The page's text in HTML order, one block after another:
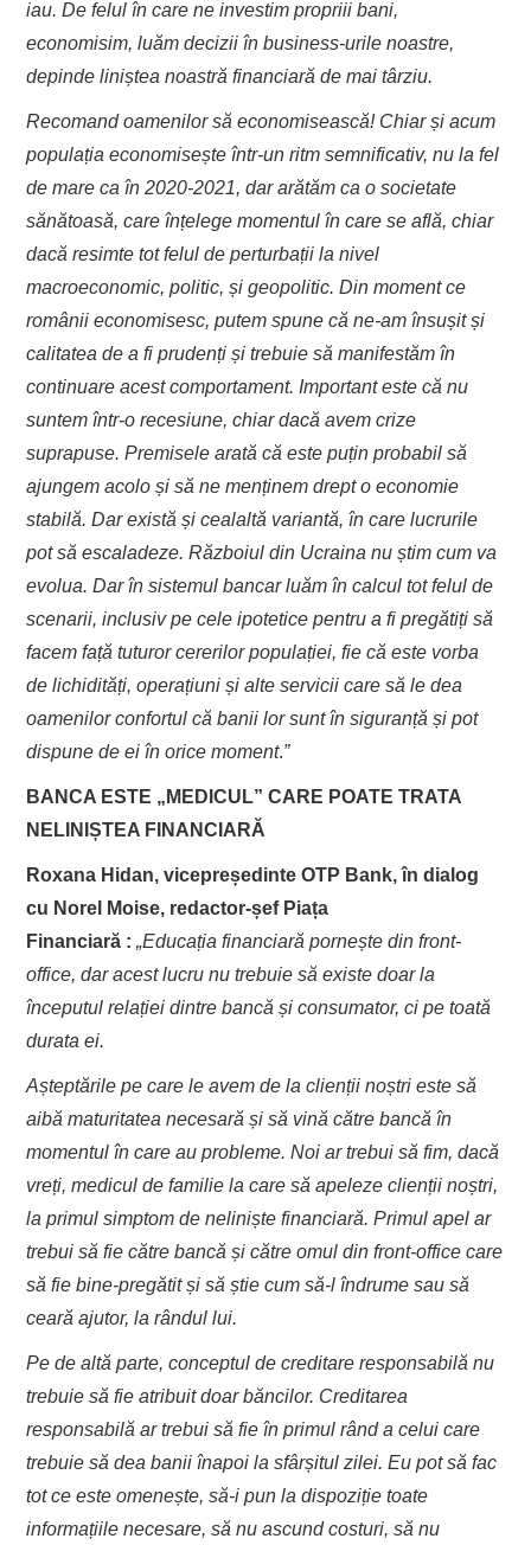
iau. De felul în care ne investim propriii bani,
economisim, luăm decizii în business-urile noastre,
depinde liniștea noastră financiară de mai târziu.
Recomand oamenilor să economisească! Chiar și acum
populația economisește într-un ritm semnificativ, nu la fel
de mare ca în 2020-2021, dar arătăm ca o societate
sănătoasă, care înțelege momentul în care se află, chiar
dacă resimte tot felul de perturbații la nivel
macroeconomic, politic, și geopolitic. Din moment ce
românii economisesc, putem spune că ne-am însușit și
calitatea de a fi prudenți și trebuie să manifestăm în
continuare acest comportament. Important este că nu
suntem într-o recesiune, chiar dacă avem crize
suprapuse. Premisele arată că este puțin probabil să
ajungem acolo și să ne menținem drept o economie
stabilă. Dar există și cealaltă variantă, în care lucrurile
pot să escaladeze. Războiul din Ucraina nu știm cum va
evolua. Dar în sistemul bancar luăm în calcul tot felul de
scenarii, inclusiv pe cele ipotetice pentru a fi pregătiți să
facem față tuturor cererilor populației, fie că este vorba
de lichidități, operațiuni și alte servicii care să le dea
oamenilor confortul că banii lor sunt în siguranță și pot
dispune de ei în orice moment.”
BANCA ESTE „MEDICUL” CARE POATE TRATA
NELINIȘTEA FINANCIARĂ
Roxana Hidan, vicepreședinte OTP Bank, în dialog
cu Norel Moise, redactor-șef Piața
Financiară :„Educația financiară pornește din front-
office, dar acest lucru nu trebuie să existe doar la
începutul relației dintre bancă și consumator, ci pe toată
durata ei.
Așteptările pe care le avem de la clienții noștri este să
aibă maturitatea necesară și să vină către bancă în
momentul în care au probleme. Noi ar trebui să fim, dacă
vreți, medicul de familie la care să apeleze clienții noștri,
la primul simptom de neliniște financiară. Primul apel ar
trebui să fie către bancă și către omul din front-office care
să fie bine-pregătit și să știe cum să-l îndrume sau să
ceară ajutor, la rândul lui.
Pe de altă parte, conceptul de creditare responsabilă nu
trebuie să fie atribuit doar băncilor. Creditarea
responsabilă ar trebui să fie în primul rând a celui care
trebuie să dea banii înapoi la sfârșitul zilei. Eu pot să fac
tot ce este omenește, să-i pun la dispoziție toate
informațiile necesare, să nu ascund costuri, să nu